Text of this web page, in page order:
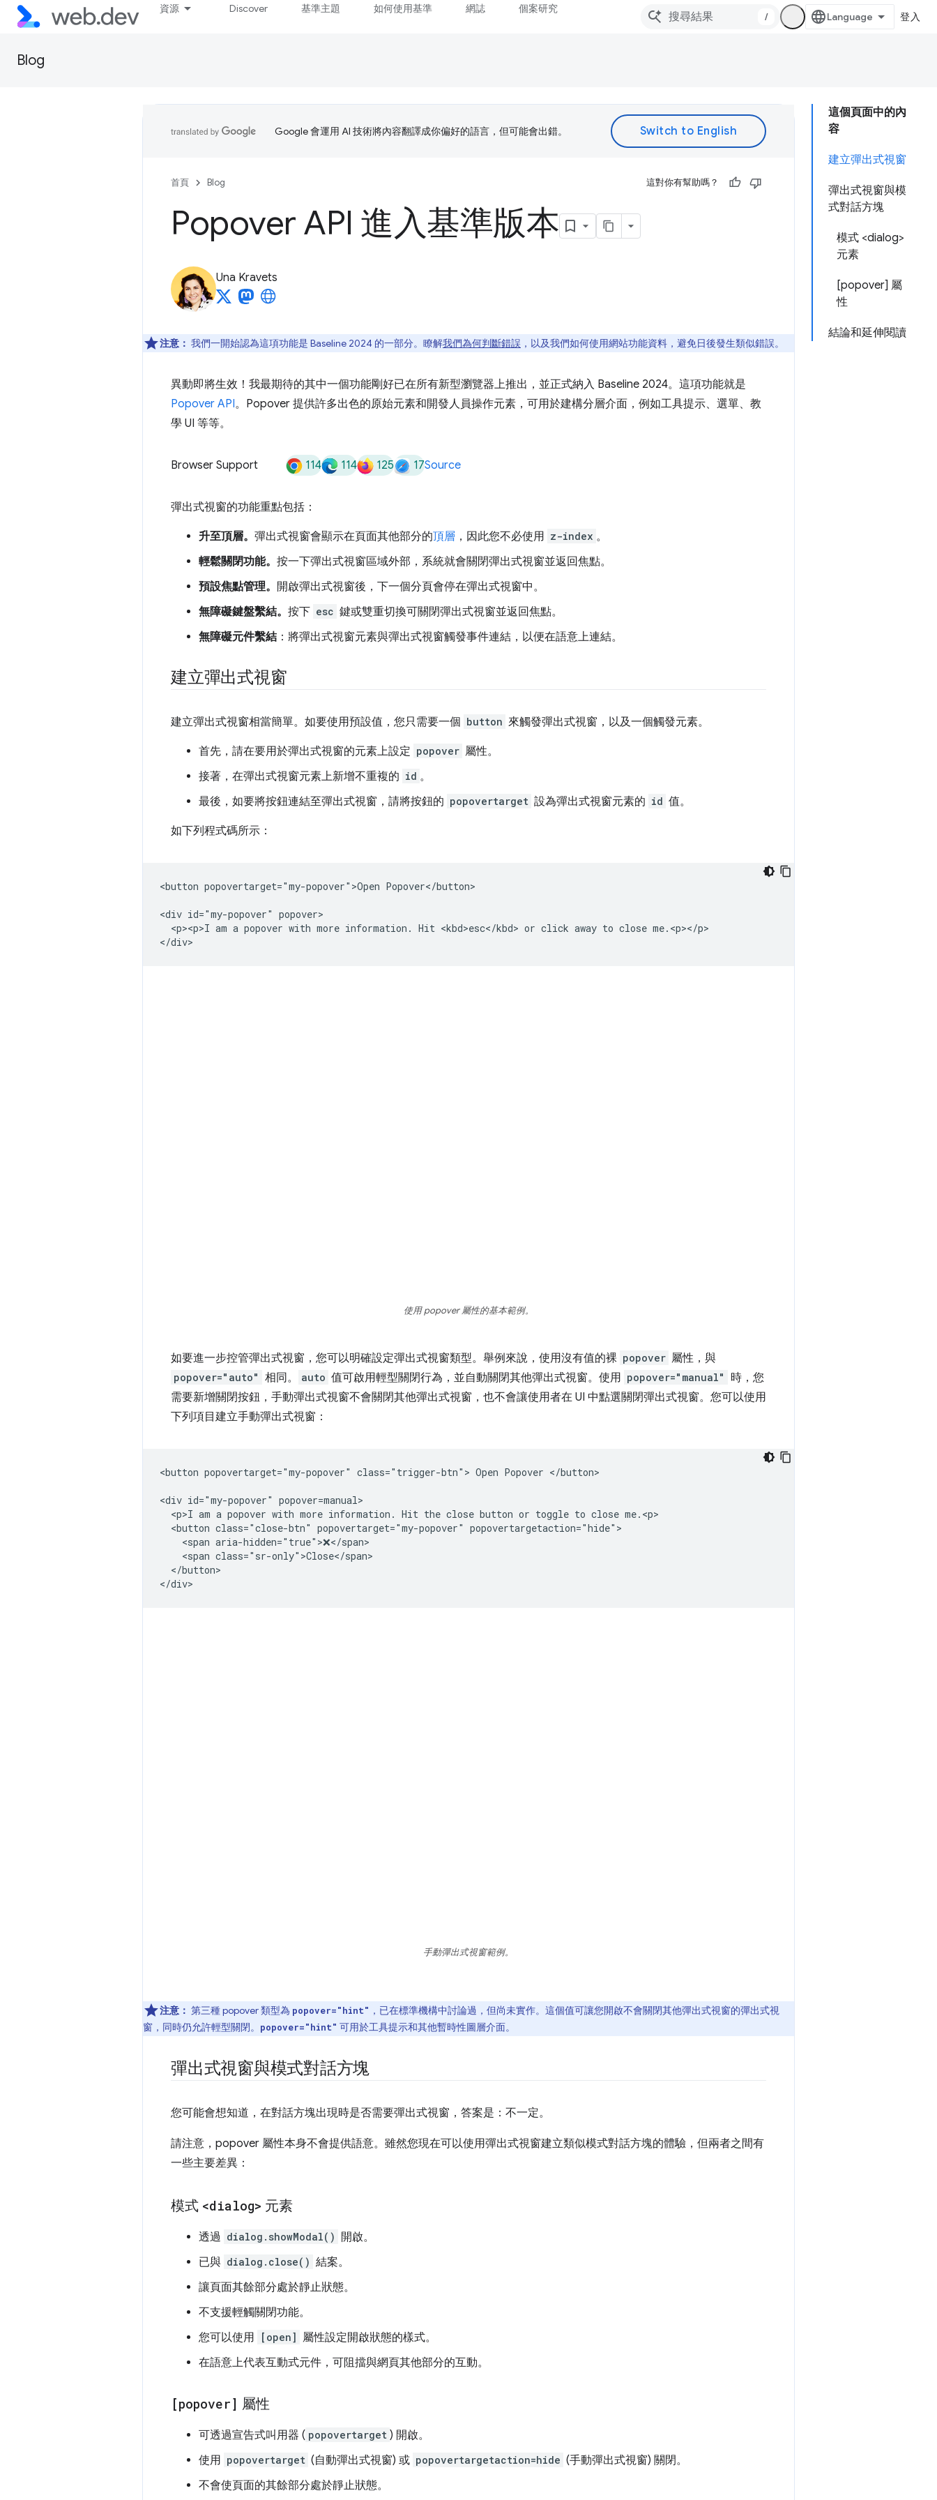
資源 Discover 基準主題 如何使用基準 網誌 個案研究
/ 登入
Blog
這個頁面中的內
容
建立彈出式視窗
彈出式視窗與模
式對話方塊
模式 <dialog>
元素
[popover] 屬
性
結論和延伸閱讀
Google 會運用 AI 技術將內容翻譯成你偏好的語言，但可能會出錯。
首頁 Blog 這對你有幫助嗎？
Popover API 進入基準版本
Una Kravets
注意： 我們一開始認為這項功能是 Baseline 2024 的一部分。瞭解我們為何判斷錯誤 ，以及我們如何使用網站功能資料，避免日後發生類似錯誤。
異動即將生效！我最期待的其中一個功能剛好已在所有新型瀏覽器上推出，並正式納入 Baseline 2024。這項功能就是
Popover API。Popover 提供許多出色的原始元素和開發人員操作元素，可用於建構分層介面，例如工具提示、選單、教
學 UI 等等。
Browser Support 114 114 125 17Source
彈出式視窗的功能重點包括：
升至頂層。 彈出式視窗會顯示在頁面其他部分的頂層 ，因此您不必使用 z-index 。
輕鬆關閉功能。 按一下彈出式視窗區域外部，系統就會關閉彈出式視窗並返回焦點。
預設焦點管理。 開啟彈出式視窗後，下一個分頁會停在彈出式視窗中。
無障礙鍵盤繫結。 按下 esc 鍵或雙重切換可關閉彈出式視窗並返回焦點。
無障礙元件繫結 ：將彈出式視窗元素與彈出式視窗觸發事件連結，以便在語意上連結。
建立彈出式視窗
建立彈出式視窗相當簡單。如要使用預設值，您只需要一個 button 來觸發彈出式視窗，以及一個觸發元素。
首先，請在要用於彈出式視窗的元素上設定 popover 屬性。
接著，在彈出式視窗元素上新增不重複的 id 。
最後，如要將按鈕連結至彈出式視窗，請將按鈕的 popovertarget 設為彈出式視窗元素的 id 值。
如下列程式碼所示：
<button popovertarget="my-popover">Open Popover</button>
<div id="my-popover" popover>
  <p><p>I am a popover with more information. Hit <kbd>esc</kbd> or click away to close me.<p></p>
使用 popover 屬性的基本範例。
如要進一步控管彈出式視窗，您可以明確設定彈出式視窗類型。舉例來說，使用沒有值的裸 popover 屬性，與
popover="auto" 相同。 auto 值可啟用輕型關閉行為，並自動關閉其他彈出式視窗。使用 popover="manual"
時，您
需要新增關閉按鈕，手動彈出式視窗不會關閉其他彈出式視窗，也不會讓使用者在 UI 中點選關閉彈出式視窗。您可以使用
下列項目建立手動彈出式視窗：
<button popovertarget="my-popover" class="trigger-btn"> Open Popover </button>
<div id="my-popover" popover=manual>
  <p>I am a popover with more information. Hit the close button or toggle to close me.<p>
  <button class="close-btn" popovertarget="my-popover" popovertargetaction="hide">
    <span aria-hidden="true">❌</span>
    <span class="sr-only">Close</span>
  </button>
手動彈出式視窗範例。
注意： 第三種 popover 類型為 popover="hint" ，已在標準機構中討論過，但尚未實作。這個值可讓您開啟不會關閉其他彈出式視窗的彈出式視
窗，同時仍允許輕型關閉。
popover="hint" 可用於工具提示和其他暫時性圖層介面。
彈出式視窗與模式對話方塊
您可能會想知道，在對話方塊出現時是否需要彈出式視窗，答案是：不一定。
請注意，popover 屬性本身不會提供語意。雖然您現在可以使用彈出式視窗建立類似模式對話方塊的體驗，但兩者之間有
一些主要差異：
模式 <dialog> 元素
透過 dialog.showModal()
開啟。
已與 dialog.close() 結案。
讓頁面其餘部分處於靜止狀態。
不支援輕觸關閉功能。
您可以使用
[open] 屬性設定開啟狀態的樣式。
在語意上代表互動式元件，可阻擋與網頁其他部分的互動。
[popover] 屬性
可透過宣告式叫用器 ( popovertarget ) 開啟。
使用 popovertarget (自動彈出式視窗) 或 popovertargetaction=hide (手動彈出式視窗) 關閉。
不會使頁面的其餘部分處於靜止狀態。